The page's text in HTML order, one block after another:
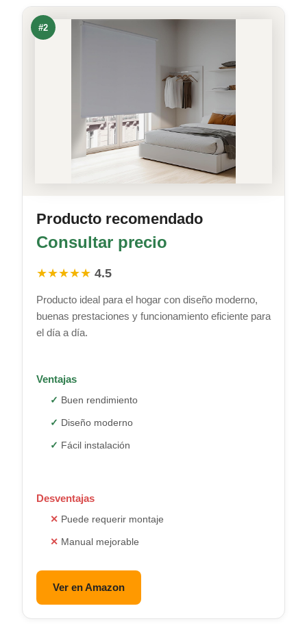
#2
Producto recomendado
Consultar precio
★★★★★ 4.5
Producto ideal para el hogar con diseño moderno,
buenas prestaciones y funcionamiento eficiente para
el día a día.
Ventajas
Buen rendimiento
Diseño moderno
Fácil instalación
Desventajas
Puede requerir montaje
Manual mejorable
Ver en Amazon